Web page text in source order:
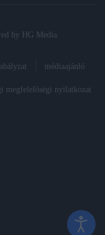
by HG Media
médiaajánló
megfelelőségi nyilatkozat